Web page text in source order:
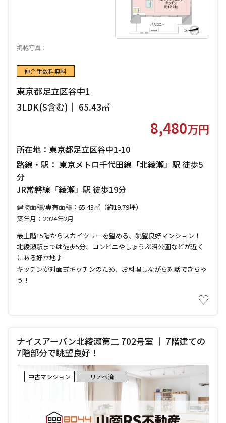
掲載写真：
仲介手数料無料
東京都足立区谷中1
3LDK(S含む)｜ 65.43㎡
8,480万円
所在地：東京都足立区谷中1-10
路線・駅： 東京メトロ千代田線「北綾瀬」駅 徒歩5
分
JR常磐線「綾瀬」駅 徒歩19分
建物面積/専有面積：65.43㎡（約19.79坪）
築年月：2024年2月
最上階15階からスカイツリーを望める、眺望良好マンション！
北綾瀬駅までは徒歩5分、コンビニやしょうぶ沼公園などが近く
にある好立地♪
キッチンが対面式キッチンのため、お料理しながら対話できちゃ
う！
♡
ナイスアーバン北綾瀬第二 702号室 ｜ 7階建ての
7階部分で眺望良好！
中古マンション リノベ済